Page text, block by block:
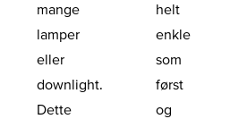
mange
lamper
eller
downlight.
Dette
helt
enkle
som
først
og